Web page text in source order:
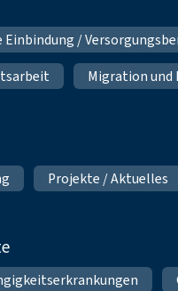
Einbindung /
Migration
Projekte / Aktuelles